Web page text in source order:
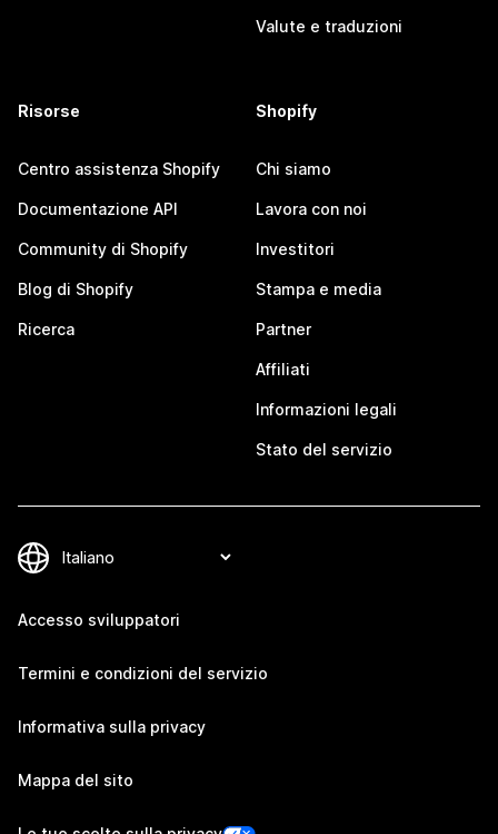
Valute e traduzioni
Risorse
Centro assistenza Shopify
Documentazione API
Community di Shopify
Blog di Shopify
Ricerca
Shopify
Chi siamo
Lavora con noi
Investitori
Stampa e media
Partner
Affiliati
Informazioni legali
Stato del servizio
Accesso sviluppatori
Termini e condizioni del servizio
Informativa sulla privacy
Mappa del sito